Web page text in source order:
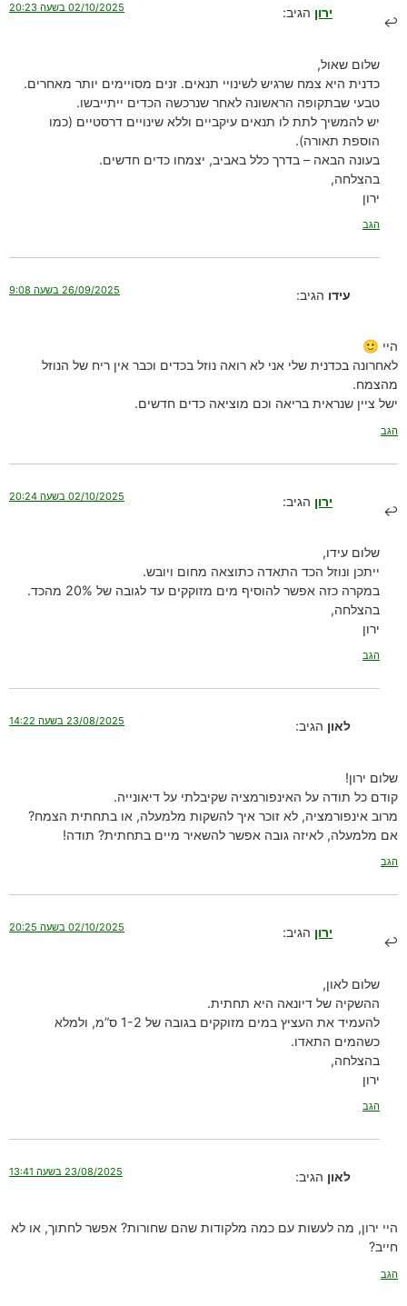
ירון הגיב: 02/10/2025 בשעה 20:23
שלום שאול,
כדנית היא צמח שרגיש לשינויי תנאים. זנים מסויימים יותר מאחרים.
טבעי שבתקופה הראשונה לאחר שנרכשה הכדים ייתייבשו.
יש להמשיך לתת לו תנאים עיקביים וללא שינויים דרסטיים (כמו
הוספת תאורה).
בעונה הבאה – בדרך כלל באביב, יצמחו כדים חדשים.
בהצלחה,
ירון
הגב
עידו הגיב: 26/09/2025 בשעה 9:08
היי 🙂
לאחרונה בכדנית שלי אני לא רואה נוזל בכדים וכבר אין ריח של הנוזל
מהצמח.
ישל ציין שנראית בריאה וכם מוציאה כדים חדשים.
הגב
ירון הגיב: 02/10/2025 בשעה 20:24
שלום עידו,
ייתכן ונוזל הכד התאדה כתוצאה מחום ויובש.
במקרה כזה אפשר להוסיף מים מזוקקים עד לגובה של 20% מהכד.
בהצלחה,
ירון
הגב
לאון הגיב: 23/08/2025 בשעה 14:22
שלום ירון!
קודם כל תודה על האינפורמציה שקיבלתי על דיאונייה.
מרוב אינפורמציה, לא זוכר איך להשקות מלמעלה, או בתחתית הצמח?
אם מלמעלה, לאיזה גובה אפשר להשאיר מיים בתחתית? תודה!
הגב
ירון הגיב: 02/10/2025 בשעה 20:25
שלום לאון,
ההשקיה של דיונאה היא תחתית.
להעמיד את העציץ במים מזוקקים בגובה של 1-2 ס”מ, ולמלא
כשהמים התאדו.
בהצלחה,
ירון
הגב
לאון הגיב: 23/08/2025 בשעה 13:41
היי ירון, מה לעשות עם כמה מלקודות שהם שחורות? אפשר לחתוך, או לא
חייב?
הגב